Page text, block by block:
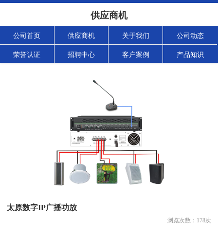
供应商机
公司首页 供应商机 关于我们 公司动态
荣誉认证 招聘中心 客户案例 产品知识
太原数字IP广播功放
浏览次数： 178次